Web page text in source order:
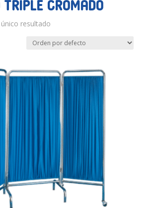
triple cromado
resultado